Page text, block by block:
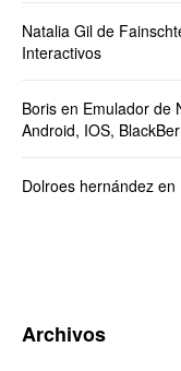
Natalia Gil de
Interactivos
Boris en Emulador de
Android, IOS,
Dolroes hernández en
Archivos